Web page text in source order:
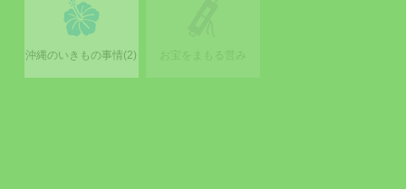
沖縄のいきもの事情(2)